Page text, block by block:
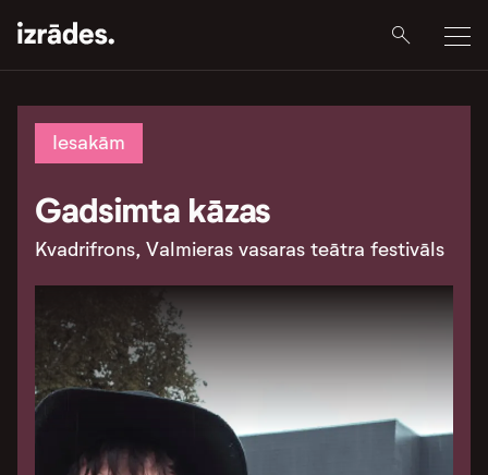
Iesakām
Gadsimta kāzas
Kvadrifrons, Valmieras vasaras teātra festivāls